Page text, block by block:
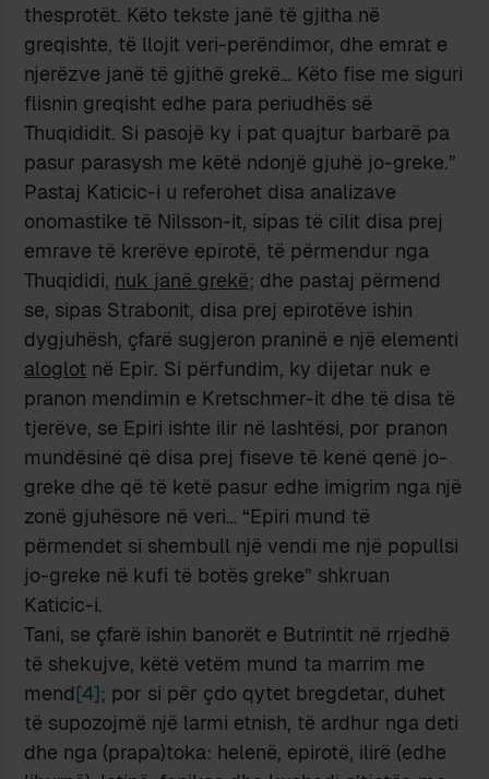
thesprotët. Këto tekste janë të gjitha në
greqishte, të llojit veri-perëndimor, dhe emrat e
njerëzve janë të gjithë grekë… Këto fise me siguri
flisnin greqisht edhe para periudhës së
Thuqididit. Si pasojë ky i pat quajtur barbarë pa
pasur parasysh me këtë ndonjë gjuhë jo-greke.”
Pastaj Katicic-i u referohet disa analizave
onomastike të Nilsson-it, sipas të cilit disa prej
emrave të krerëve epirotë, të përmendur nga
Thuqididi, nuk janë grekë; dhe pastaj përmend
se, sipas Strabonit, disa prej epirotëve ishin
dygjuhësh, çfarë sugjeron praninë e një elementi
aloglot në Epir. Si përfundim, ky dijetar nuk e
pranon mendimin e Kretschmer-it dhe të disa të
tjerëve, se Epiri ishte ilir në lashtësi, por pranon
mundësinë që disa prej fiseve të kenë qenë jo-
greke dhe që të ketë pasur edhe imigrim nga një
zonë gjuhësore në veri… “Epiri mund të
përmendet si shembull një vendi me një popullsi
jo-greke në kufi të botës greke” shkruan
Katicic-i.
Tani, se çfarë ishin banorët e Butrintit në rrjedhë
të shekujve, këtë vetëm mund ta marrim me
mend[4]; por si për çdo qytet bregdetar, duhet
të supozojmë një larmi etnish, të ardhur nga deti
dhe nga (prapa)toka: helenë, epirotë, ilirë (edhe